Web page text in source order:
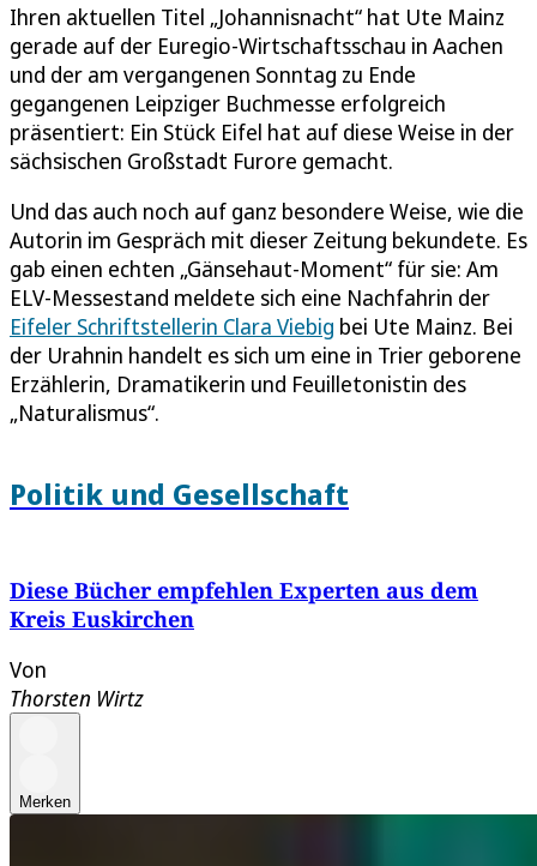
Ihren aktuellen Titel „Johannisnacht“ hat Ute Mainz
gerade auf der Euregio-Wirtschaftsschau in Aachen
und der am vergangenen Sonntag zu Ende
gegangenen Leipziger Buchmesse erfolgreich
präsentiert: Ein Stück Eifel hat auf diese Weise in der
sächsischen Großstadt Furore gemacht.
Und das auch noch auf ganz besondere Weise, wie die
Autorin im Gespräch mit dieser Zeitung bekundete. Es
gab einen echten „Gänsehaut-Moment“ für sie: Am
ELV-Messestand meldete sich eine Nachfahrin der
Eifeler Schriftstellerin Clara Viebig bei Ute Mainz. Bei
der Urahnin handelt es sich um eine in Trier geborene
Erzählerin, Dramatikerin und Feuilletonistin des
„Naturalismus“.
Politik und Gesellschaft
Diese Bücher empfehlen Experten aus dem
Kreis Euskirchen
Von
Thorsten Wirtz
Merken